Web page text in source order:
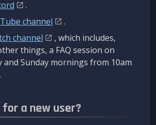
.
channel
.
channel
, which includes,
things, a FAQ session on
and Sunday mornings from 10am
for a new user?